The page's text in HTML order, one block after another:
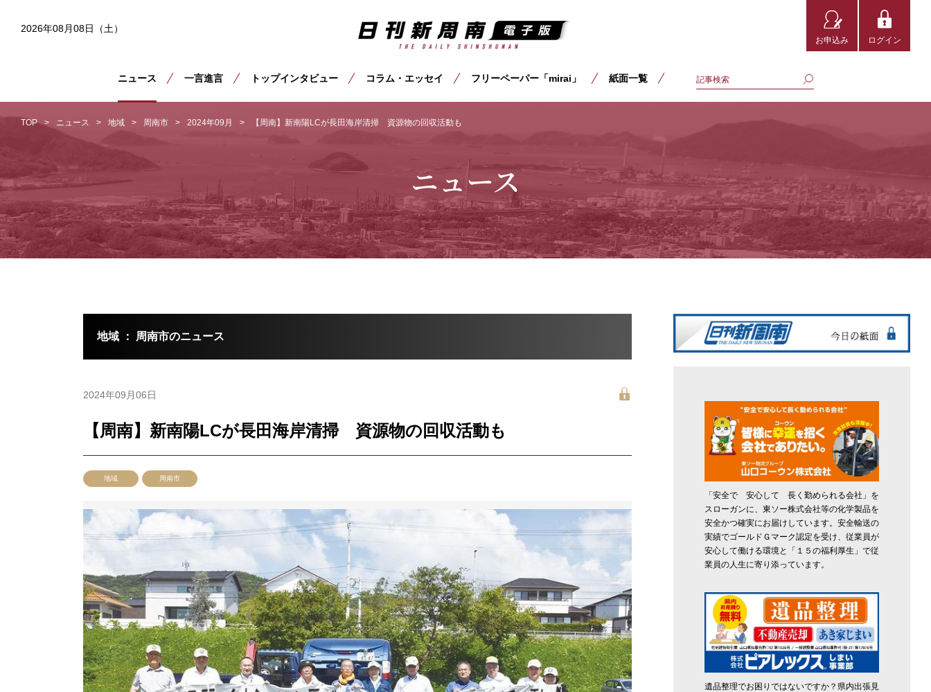
2026年08月08日（土）
お申込み ログイン
ニュース 一言進言 トップインタビュー コラム・エッセイ フリーペーパー「mirai」 紙面一覧
TOP ニュース 地域 周南市 2024年09月 【周南】新南陽LCが長田海岸清掃 資源物の回収活動も
ニュース
地域 ： 周南市のニュース
2024年09月06日
【周南】新南陽LCが長田海岸清掃 資源物の回収活動も
地域 周南市
「安全で 安心して 長く勤められる会社」を
スローガンに、東ソー株式会社等の化学製品を
安全かつ確実にお届けしています。安全輸送の
実績でゴールドＧマーク認定を受け、従業員が
安心して働ける環境と「１５の福利厚生」で従
業員の人生に寄り添っています。
遺品整理でお困りではないですか？県内出張見